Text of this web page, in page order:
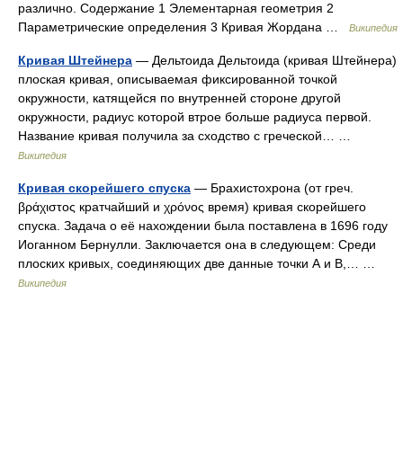
различно. Содержание 1 Элементарная геометрия 2
Параметрические определения 3 Кривая Жордана …
Википедия
Кривая Штейнера — Дельтоида Дельтоида (кривая Штейнера)
плоская кривая, описываемая фиксированной точкой
окружности, катящейся по внутренней стороне другой
окружности, радиус которой втрое больше радиуса первой.
Название кривая получила за сходство с греческой… …
Википедия
Кривая скорейшего спуска — Брахистохрона (от греч.
βράχιστος кратчайший и χρόνος время) кривая скорейшего
спуска. Задача о её нахождении была поставлена в 1696 году
Иоганном Бернулли. Заключается она в следующем: Среди
плоских кривых, соединяющих две данные точки А и В,… …
Википедия